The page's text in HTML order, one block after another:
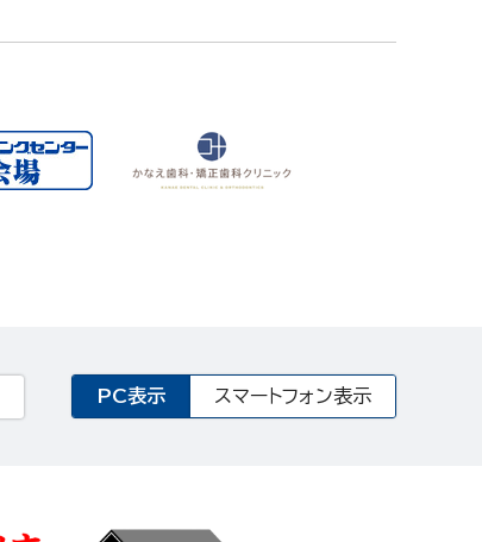
PC表示 スマートフォン表示